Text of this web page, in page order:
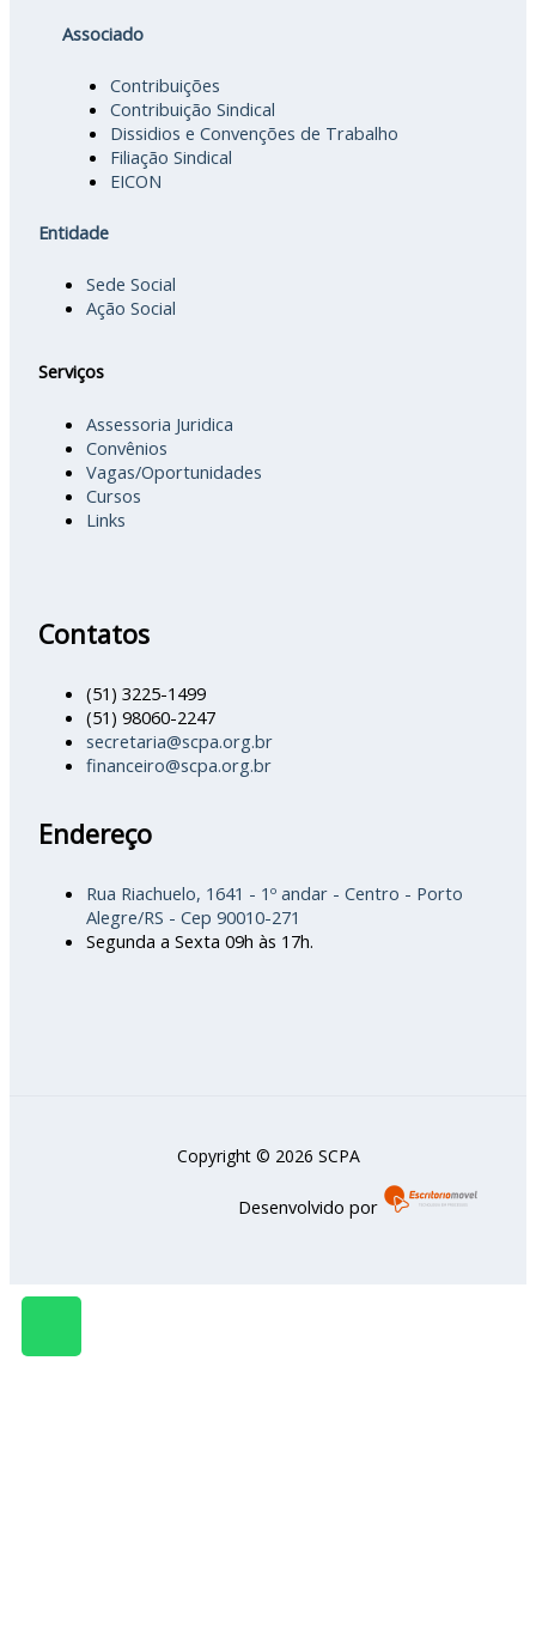
Associado
Contribuições
Contribuição Sindical
Dissidios e Convenções de Trabalho
Filiação Sindical
EICON
Entidade
Sede Social
Ação Social
Serviços
Assessoria Juridica
Convênios
Vagas/Oportunidades
Cursos
Links
Contatos
(51) 3225-1499
(51) 98060-2247
secretaria@scpa.org.br
financeiro@scpa.org.br
Endereço
Rua Riachuelo, 1641 - 1º andar - Centro - Porto
Alegre/RS - Cep 90010-271
Segunda a Sexta 09h às 17h.
Copyright © 2026 SCPA
Desenvolvido por
W
a